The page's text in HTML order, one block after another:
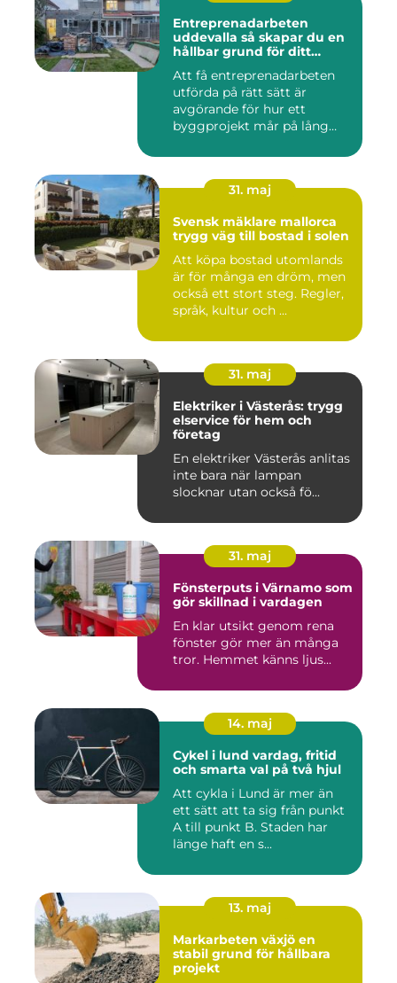
Entreprenadarbeten
uddevalla så skapar du en
hållbar grund för ditt
Att få entreprenadarbeten
utförda på rätt sätt är
avgörande för hur ett
byggprojekt mår på lång
31. maj
Svensk mäklare mallorca
trygg väg till bostad i solen
Att köpa bostad utomlands
är för många en dröm, men
också ett stort steg. Regler,
språk, kultur och ...
31. maj
Elektriker i Västerås: trygg
elservice för hem och
företag
En elektriker Västerås anlitas
inte bara när lampan
slocknar utan också fö...
31. maj
Fönsterputs i Värnamo som
gör skillnad i vardagen
En klar utsikt genom rena
fönster gör mer än många
tror. Hemmet känns ljus...
14. maj
Cykel i lund vardag, fritid
och smarta val på två hjul
Att cykla i Lund är mer än
ett sätt att ta sig från punkt
A till punkt B. Staden har
länge haft en s...
13. maj
Markarbeten växjö en
stabil grund för hållbara
projekt